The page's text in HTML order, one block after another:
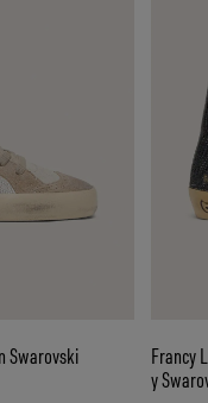
Swarovski
Francy
y